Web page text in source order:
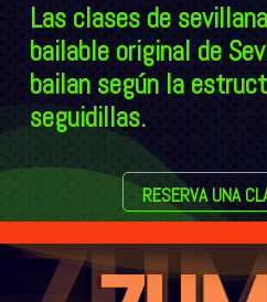
Las clases de
bailable original de
bailan según la
seguidillas.
RESERVA UNA